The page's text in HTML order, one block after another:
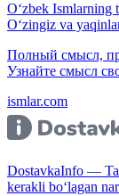
O‘zbek Ismlarning
O‘zingiz va
Полный смысл,
Узнайте смысл
ismlar.com
DostavkaInfo —
kerakli bo‘lagan